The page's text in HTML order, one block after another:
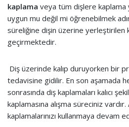
kaplama veya tüm dişlere kaplama
uygun mu değil mi öğrenebilmek
süreliğine dişin üzerine yerleştirilen
geçirmektedir.
Diş üzerinde kalıp duruyorken bir
tedavisine gidilir. En son aşamada
sonrasında diş kaplamaları kalıcı
kaplamasına alışma süreciniz vardır.
kaplamalarınızı kullanmaya devam